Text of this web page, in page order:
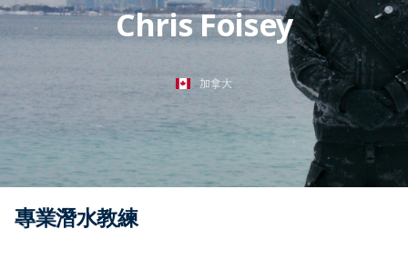
Chris Foisey
加拿大
專業潛水教練